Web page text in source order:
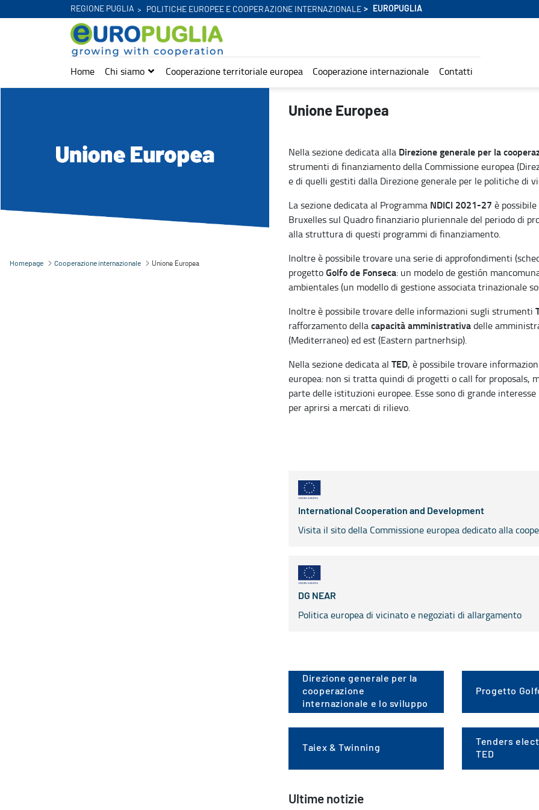
REGIONE PUGLIA POLITICHE EUROPEE E COOPERAZIONE INTERNAZIONALE EUROPUGLIA
Home Chi siamo Cooperazione territoriale europea Cooperazione internazionale Contatti
Homepage Cooperazione internazionale Unione Europea
Unione Europea
Nella sezione dedicata alla Direzione generale per la
strumenti di finanziamento della Commissione europea
e di quelli gestiti dalla Direzione generale per le politiche di
La sezione dedicata al Programma NDICI 2021-27 è
Bruxelles sul Quadro finanziario pluriennale del periodo di
alla struttura di questi programmi di finanziamento.
Inoltre è possibile trovare una serie di approfondimenti
progettoGolfo de Fonseca: un modelo de gestión
ambientales (un modello di gestione associata trinazionale
Inoltre è possibile trovare delle informazioni sugli strumenti
rafforzamento dellacapacità amministrativadelle
(Mediterraneo) ed est (Eastern partnerhsip).
Nella sezione dedicata al TED, è possibile trovare
europea: non si tratta quindi di progetti o call for proposals,
parte delle istituzioni europee. Esse sono di grande
per aprirsi a mercati di rilievo.
International Cooperation and Development
Visita il sito della Commissione europea dedicato alla
DG NEAR
Politica europea di vicinato e negoziati di allargamento
Direzione generale per la
cooperazione
internazionale e lo sviluppo
Progetto
Taiex & Twinning
Tenders
TED
Ultime notizie